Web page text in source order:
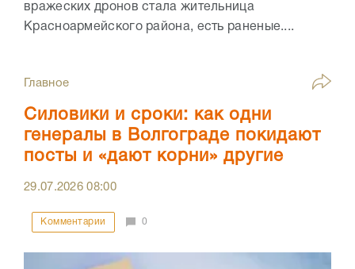
вражеских дронов стала жительница
Красноармейского района, есть раненые....
Главное
Силовики и сроки: как одни
генералы в Волгограде покидают
посты и «дают корни» другие
29.07.202608:00
Комментарии 0